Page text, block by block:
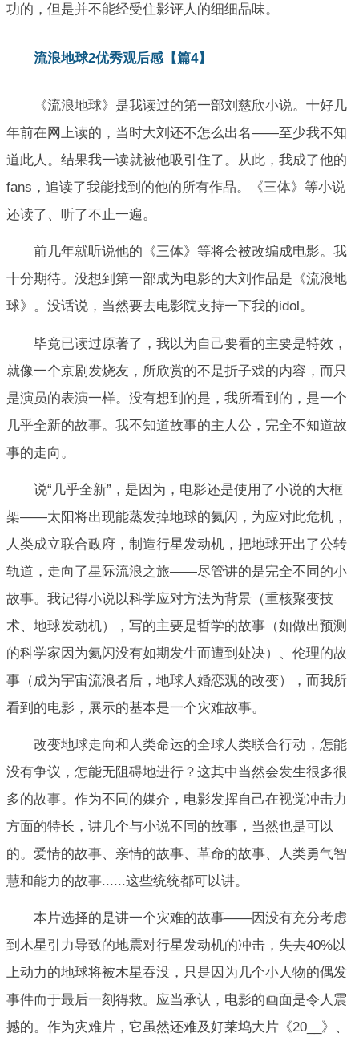
功的，但是并不能经受住影评人的细细品味。
流浪地球2优秀观后感【篇4】
《流浪地球》是我读过的第一部刘慈欣小说。十好几
年前在网上读的，当时大刘还不怎么出名——至少我不知
道此人。结果我一读就被他吸引住了。从此，我成了他的
fans，追读了我能找到的他的所有作品。《三体》等小说
还读了、听了不止一遍。
前几年就听说他的《三体》等将会被改编成电影。我
十分期待。没想到第一部成为电影的大刘作品是《流浪地
球》。没话说，当然要去电影院支持一下我的idol。
毕竟已读过原著了，我以为自己要看的主要是特效，
就像一个京剧发烧友，所欣赏的不是折子戏的内容，而只
是演员的表演一样。没有想到的是，我所看到的，是一个
几乎全新的故事。我不知道故事的主人公，完全不知道故
事的走向。
说“几乎全新”，是因为，电影还是使用了小说的大框
架——太阳将出现能蒸发掉地球的氦闪，为应对此危机，
人类成立联合政府，制造行星发动机，把地球开出了公转
轨道，走向了星际流浪之旅——尽管讲的是完全不同的小
故事。我记得小说以科学应对方法为背景（重核聚变技
术、地球发动机），写的主要是哲学的故事（如做出预测
的科学家因为氦闪没有如期发生而遭到处决）、伦理的故
事（成为宇宙流浪者后，地球人婚恋观的改变），而我所
看到的电影，展示的基本是一个灾难故事。
改变地球走向和人类命运的全球人类联合行动，怎能
没有争议，怎能无阻碍地进行？这其中当然会发生很多很
多的故事。作为不同的媒介，电影发挥自己在视觉冲击力
方面的特长，讲几个与小说不同的故事，当然也是可以
的。爱情的故事、亲情的故事、革命的故事、人类勇气智
慧和能力的故事......这些统统都可以讲。
本片选择的是讲一个灾难的故事——因没有充分考虑
到木星引力导致的地震对行星发动机的冲击，失去40%以
上动力的地球将被木星吞没，只是因为几个小人物的偶发
事件而于最后一刻得救。应当承认，电影的画面是令人震
撼的。作为灾难片，它虽然还难及好莱坞大片《20__》、